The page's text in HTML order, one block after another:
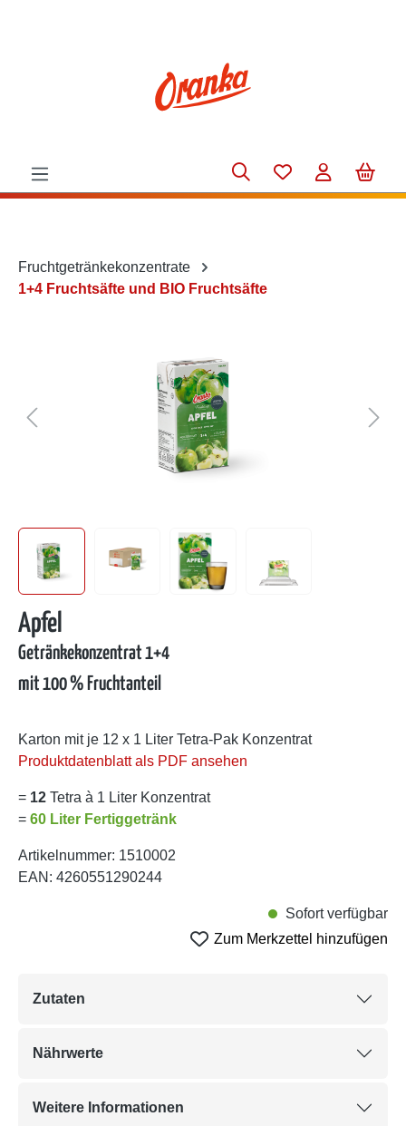
Fruchtgetränkekonzentrate
1+4 Fruchtsäfte und BIO Fruchtsäfte
Apfel
Getränkekonzentrat 1+4
mit 100 % Fruchtanteil
Karton mit je 12 x 1 Liter Tetra-Pak Konzentrat
Produktdatenblatt als PDF ansehen
= 12 Tetra à 1 Liter Konzentrat
= 60 Liter Fertiggetränk
Artikelnummer: 1510002
EAN: 4260551290244
Sofort verfügbar
Zum Merkzettel hinzufügen
Zutaten
Nährwerte
Weitere Informationen